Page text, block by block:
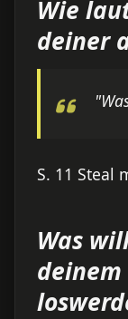
Wie
deiner
S. 11 Steal
Was